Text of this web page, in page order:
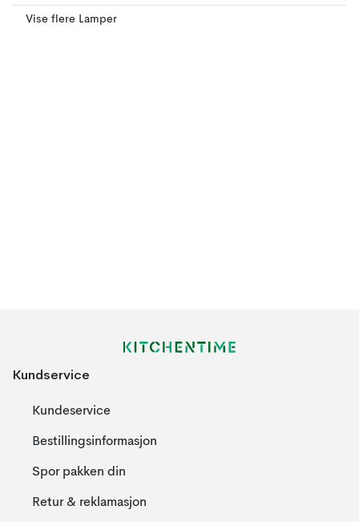
Vise flere Lamper
Kundservice
Kundeservice
Bestillingsinformasjon
Spor pakken din
Retur & reklamasjon